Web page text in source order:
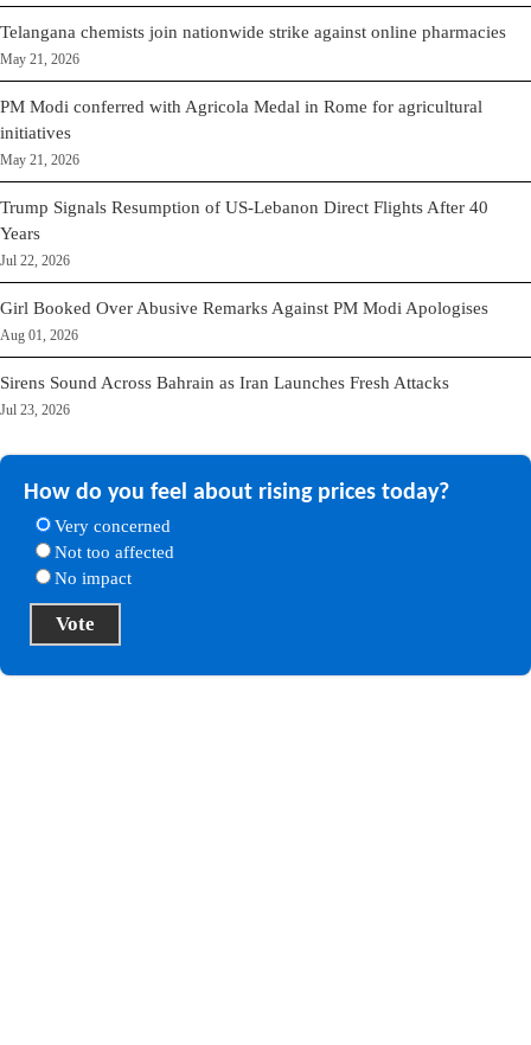
Telangana chemists join nationwide strike against online pharmacies
May 21, 2026
PM Modi conferred with Agricola Medal in Rome for agricultural
initiatives
May 21, 2026
Trump Signals Resumption of US-Lebanon Direct Flights After 40
Years
Jul 22, 2026
Girl Booked Over Abusive Remarks Against PM Modi Apologises
Aug 01, 2026
Sirens Sound Across Bahrain as Iran Launches Fresh Attacks
Jul 23, 2026
How do you feel about rising prices today?
Very concerned
Not too affected
No impact